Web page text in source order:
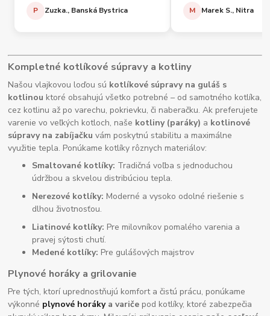
P Zuzka., Banská Bystrica M Marek S., Nitra
Kompletné kotlíkové súpravy a kotliny
Našou vlajkovou loďou sú kotlíkové súpravy na guláš s
kotlinou ktoré obsahujú všetko potrebné – od samotného kotlíka,
cez kotlinu až po varechu, pokrievku, či naberačku. Ak preferujete
varenie vo veľkých kotloch, naše kotliny (paráky) a kotlinové
súpravy na zabíjačku vám poskytnú stabilitu a maximálne
využitie tepla. Ponúkame kotlíky rôznych materiálov:
Smaltované kotlíky: Tradičná voľba s jednoduchou
údržbou a skvelou distribúciou tepla.
Nerezové kotlíky: Moderné a vysoko odolné riešenie s
dlhou životnosťou.
Liatinové kotlíky: Pre milovníkov pomalého varenia a
pravej sýtosti chutí.
Medené kotlíky: Pre gulášových majstrov
Plynové horáky a grilovanie
Pre tých, ktorí uprednostňujú komfort a čistú prácu, ponúkame
výkonné plynové horákya variče pod kotlíky, ktoré zabezpečia